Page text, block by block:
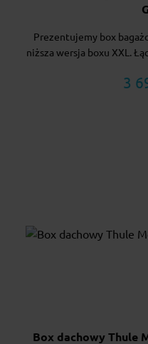
Prezentujemy box
niższa wersja boxu XXL.
3
Box dachowy Thule